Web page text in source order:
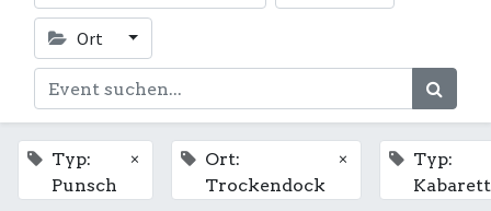
Ort
Typ:
Punsch
×
Ort:
Trockendock
×
Typ:
Kabarett